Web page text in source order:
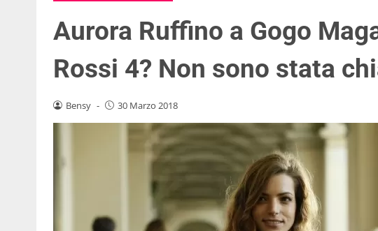
Aurora Ruffino a Gogo
Rossi 4? Non sono stata
Bensy - 30 Marzo 2018